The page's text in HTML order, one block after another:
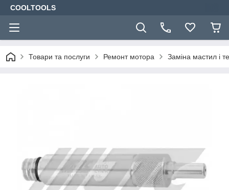
COOLTOOLS
Товари та послуги Ремонт мотора Заміна мастил і